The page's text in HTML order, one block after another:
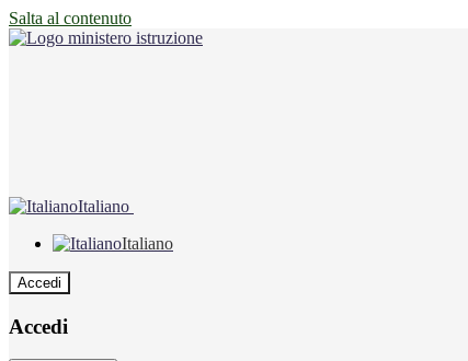
Salta al contenuto
Italiano
Italiano
Accedi
Accedi